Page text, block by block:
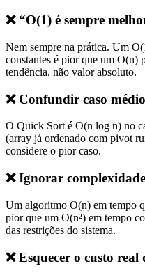
❌ “O(1) é sempre
Nem sempre na prática. Um
constantes é pior que um O(n)
tendência, não valor absoluto.
❌ Confundir caso
O Quick Sort é O(n log n) no
(array já ordenado com pivot
considere o pior caso.
❌ Ignorar
Um algoritmo O(n) em tempo
pior que um O(n²) em tempo
das restrições do sistema.
❌ Esquecer o custo